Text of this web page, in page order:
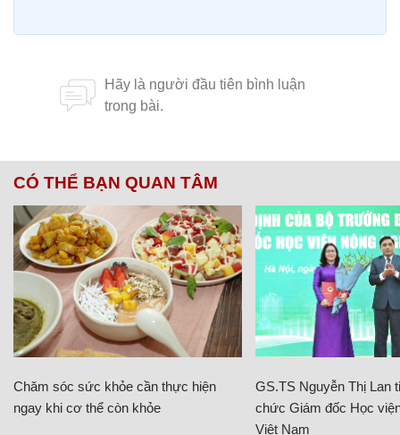
CÓ THỂ BẠN QUAN TÂM
Chăm sóc sức khỏe cần thực hiện
ngay khi cơ thể còn khỏe
GS.TS Nguyễn Thị Lan
chức Giám đốc Học
Việt Nam